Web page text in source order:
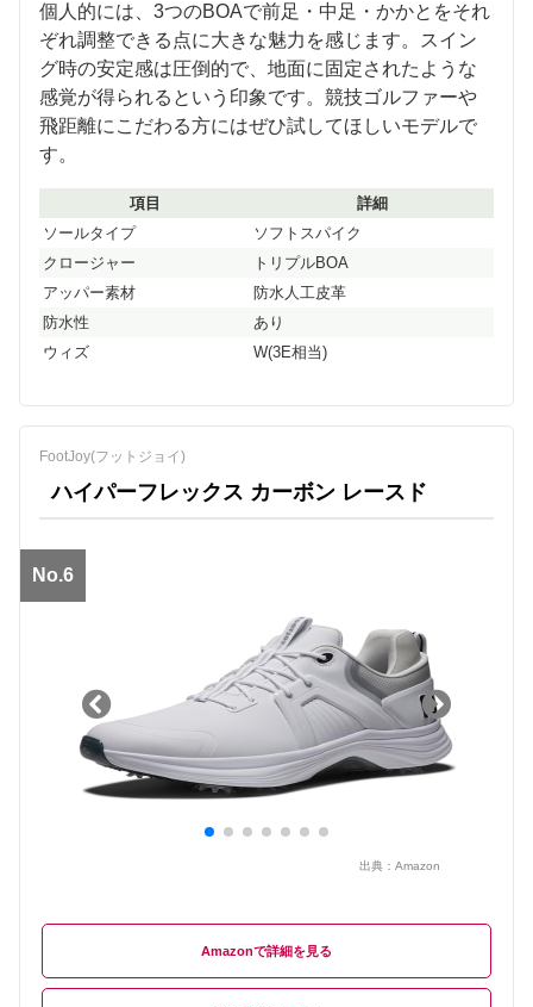
個人的には、3つのBOAで前足・中足・かかとをそれ
ぞれ調整できる点に大きな魅力を感じます。スイン
グ時の安定感は圧倒的で、地面に固定されたような
感覚が得られるという印象です。競技ゴルファーや
飛距離にこだわる方にはぜひ試してほしいモデルで
す。
項目
詳細
ソールタイプ
ソフトスパイク
クロージャー
トリプルBOA
アッパー素材
防水人工皮革
防水性
あり
ウィズ
W(3E相当)
FootJoy(フットジョイ)
ハイパーフレックス カーボン レースド
No.6
出典： Amazon
Amazon